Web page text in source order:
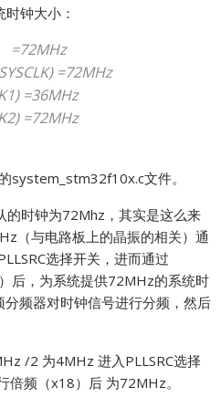
钟大小：
=72MHz
=72MHz
=36MHz
=72MHz
system_stm32f10x.c文件。
的时钟为72Mhz，其实是这么来
（与电路板上的晶振的相关）通
选择开关，进而通过
后，为系统提供72MHz的系统时
分频器对时钟信号进行分频，然后
/2 为4MHz 进入PLLSRC选择
倍频（x18）后 为72MHz。